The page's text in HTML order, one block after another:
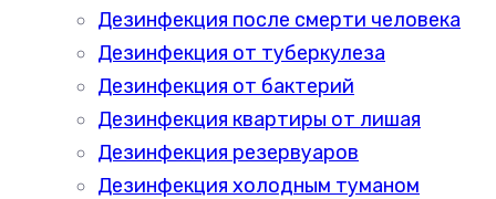
Дезинфекция после смерти человека
Дезинфекция от туберкулеза
Дезинфекция от бактерий
Дезинфекция квартиры от лишая
Дезинфекция резервуаров
Дезинфекция холодным туманом